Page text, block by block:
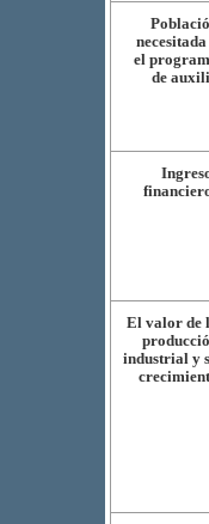
el
de
El valor de
industrial y